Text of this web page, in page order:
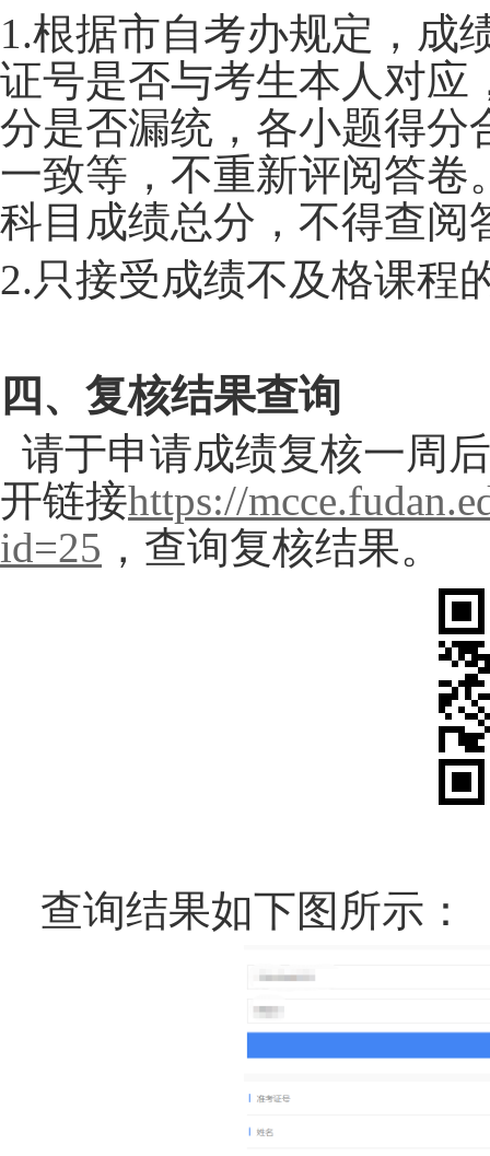
1.根据市自考办规定，成
证号是否与考生本人对应
分是否漏统，各小题得分
一致等，不重新评阅答卷
科目成绩总分，不得查阅
2.只接受成绩不及格课程
四、复核结果查询
请于申请成绩复核一周
开链接https://
id=25 ，查询复核结果。
查询结果如下图所示：